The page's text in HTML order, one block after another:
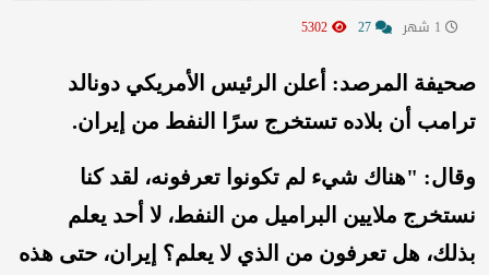
صحيفة المرصد: أعلن الرئيس الأمريكي دونالد
ترامب أن بلاده تستخرج سرًا النفط من إيران.
وقال: "هناك شيء لم تكونوا تعرفونه، لقد كنا
نستخرج ملايين البراميل من النفط، لا أحد يعلم
بذلك، هل تعرفون من الذي لا يعلم؟ إيران، حتى هذه